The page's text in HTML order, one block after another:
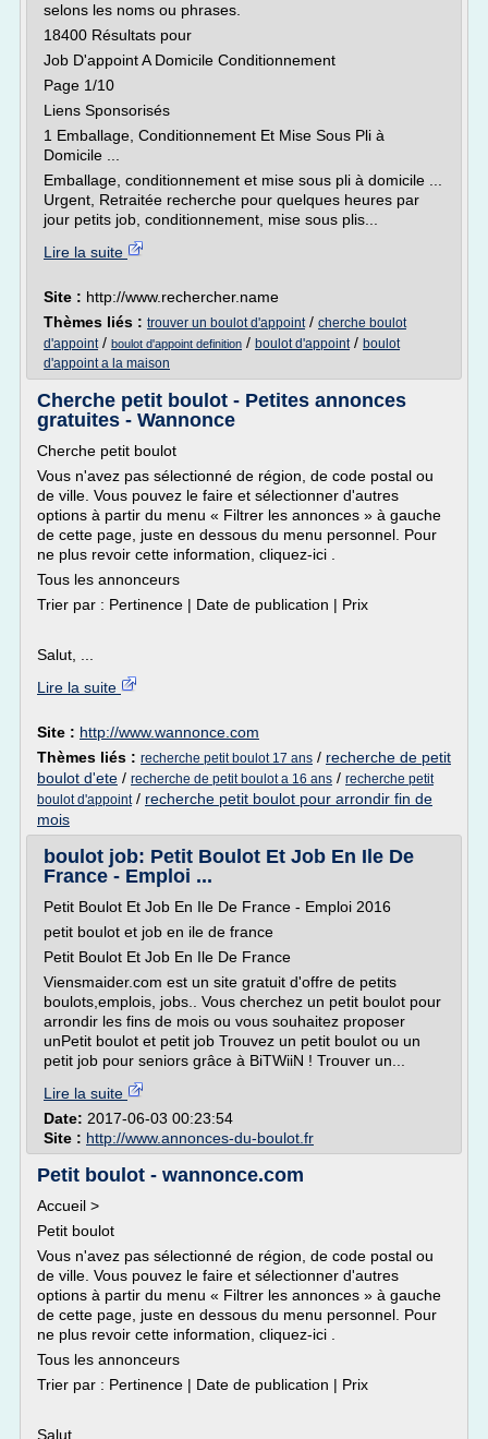
selons les noms ou phrases.
18400 Résultats pour
Job D'appoint A Domicile Conditionnement
Page 1/10
Liens Sponsorisés
1 Emballage, Conditionnement Et Mise Sous Pli à
Domicile ...
Emballage, conditionnement et mise sous pli à domicile ...
Urgent, Retraitée recherche pour quelques heures par
jour petits job, conditionnement, mise sous plis...
Lire la suite
Site : http://www.rechercher.name
Thèmes liés : trouver un boulot d'appoint/ cherche boulot
d'appoint/ boulot d'appoint definition / boulot d'appoint/ boulot
d'appoint a la maison
Cherche petit boulot - Petites annonces
gratuites - Wannonce
Cherche petit boulot
Vous n'avez pas sélectionné de région, de code postal ou
de ville. Vous pouvez le faire et sélectionner d'autres
options à partir du menu « Filtrer les annonces » à gauche
de cette page, juste en dessous du menu personnel. Pour
ne plus revoir cette information, cliquez-ici .
Tous les annonceurs
Trier par : Pertinence | Date de publication | Prix
Salut, ...
Lire la suite
Site : http://www.wannonce.com
Thèmes liés : recherche petit boulot 17 ans / recherche de petit
boulot d'ete / recherche de petit boulot a 16 ans / recherche petit
boulot d'appoint/ recherche petit boulot pour arrondir fin de
mois
boulot job: Petit Boulot Et Job En Ile De
France - Emploi ...
Petit Boulot Et Job En Ile De France - Emploi 2016
petit boulot et job en ile de france
Petit Boulot Et Job En Ile De France
Viensmaider.com est un site gratuit d'offre de petits
boulots,emplois, jobs.. Vous cherchez un petit boulot pour
arrondir les fins de mois ou vous souhaitez proposer
unPetit boulot et petit job Trouvez un petit boulot ou un
petit job pour seniors grâce à BiTWiiN ! Trouver un...
Lire la suite
Date: 2017-06-03 00:23:54
Site : http://www.annonces-du-boulot.fr
Petit boulot - wannonce.com
Accueil >
Petit boulot
Vous n'avez pas sélectionné de région, de code postal ou
de ville. Vous pouvez le faire et sélectionner d'autres
options à partir du menu « Filtrer les annonces » à gauche
de cette page, juste en dessous du menu personnel. Pour
ne plus revoir cette information, cliquez-ici .
Tous les annonceurs
Trier par : Pertinence | Date de publication | Prix
Salut, ...